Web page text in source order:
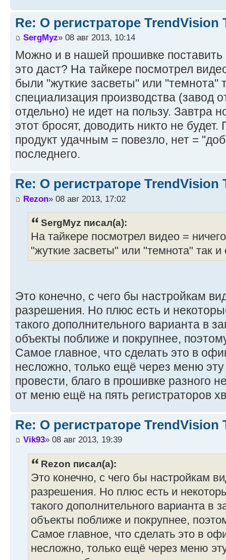
Re: О регистраторе TrendVision
SergMyz» 08 авг 2013, 10:14
Можно и в нашей прошивке
это даст? На тайкере посмотрел
были "жуткие засветы" или "темнота"
специализация производства (завод
отдельно) не идет на пользу. Завтра
этот бросят, доводить никто не
продукт удачным = повезло, нет =
последнего.
Re: О регистраторе TrendVision
Rezon» 08 авг 2013, 17:02
SergMyz писал(а):
На тайкере посмотрел видео =
"жуткие засветы" или "темнота" так и
Это конечно, с чего бы настройкам
разрешения. Но плюс есть и
такого дополнительного варианта в
объекты поближе и покрупнее,
Самое главное, что сделать это в
несложно, только ещё через меню
провести, благо в прошивке разного
от меню ещё на пять регистраторов
Re: О регистраторе TrendVision
Vik93» 08 авг 2013, 19:39
Rezon писал(а):
Это конечно, с чего бы настройкам
разрешения. Но плюс есть и
такого дополнительного варианта в
объекты поближе и покрупнее,
Самое главное, что сделать это в
несложно, только ещё через меню